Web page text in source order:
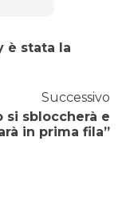
è stata la
Successivo
si sbloccherà e
in prima fila”